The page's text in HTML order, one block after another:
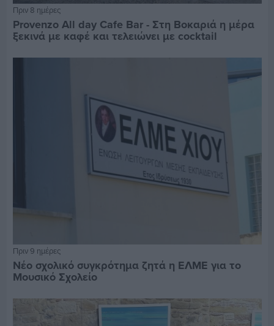
Πριν 8 ημέρες
Provenzo All day Cafe Bar - Στη Βοκαριά η μέρα
ξεκινά με καφέ και τελειώνει με cocktail
Πριν 9 ημέρες
Νέο σχολικό συγκρότημα ζητά η ΕΛΜΕ για το
Μουσικό Σχολείο